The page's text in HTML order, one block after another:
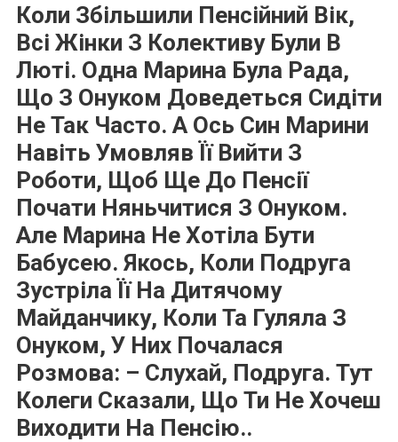
Коли Збільшили Пенсійний Вік,
Всі Жінки З Колективу Були В
Люті. Одна Марина Була Рада,
Що З Онуком Доведеться Сидіти
Не Так Часто. А Ось Син Марини
Навіть Умовляв Її Вийти З
Роботи, Щоб Ще До Пенсії
Почати Няньчитися З Онуком.
Але Марина Не Хотіла Бути
Бабусею. Якось, Коли Подруга
Зустріла Її На Дитячому
Майданчику, Коли Та Гуляла З
Онуком, У Них Почалася
Розмова: – Слухай, Подруга. Тут
Колеги Сказали, Що Ти Не Хочеш
Виходити На Пенсію..